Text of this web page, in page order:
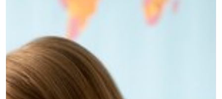
aqueles que já fazem parte do quadro de
colaboradores. Investir em benefícios […]